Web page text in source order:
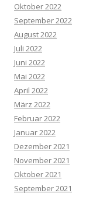
Oktober 2022
September 2022
August 2022
Juli 2022
Juni 2022
Mai 2022
April 2022
März 2022
Februar 2022
Januar 2022
Dezember 2021
November 2021
Oktober 2021
September 2021